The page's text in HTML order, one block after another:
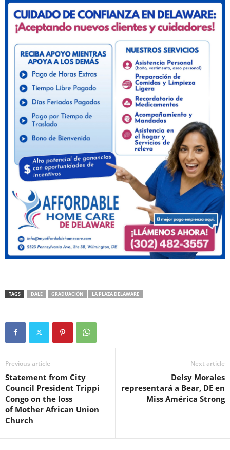
TAGS DALE GRADUACIÓN LA PLAZA DELAWARE
Previous article
Statement from City
Council President Trippi
Congo on the loss
of Mother African Union
Church
Next article
Delsy Morales
representará a Bear, DE en
Miss América Strong